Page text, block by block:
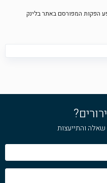
הפקות המפורסם באתר בלינק
והתייעצות